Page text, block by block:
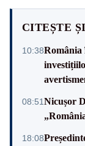
CITEȘTE ȘI
10:38România
08:51Nicușor
18:08